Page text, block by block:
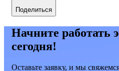
Поделиться
Начните работать
сегодня!
Оставьте заявку, и мы